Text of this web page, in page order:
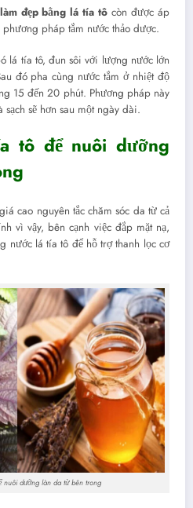
làm đẹp bằng lá tía tô còn được áp
pháp tắm nước thảo dược.
lá tía tô, đun sôi với lượng nước lớn
đó pha cùng nước tắm ở nhiệt độ
15 đến 20 phút. Phương pháp này
sẽ hơn sau một ngày dài.
tô để nuôi dưỡng
cao nguyên tắc chăm sóc da từ cả
vì vậy, bên cạnh việc đắp mặt nạ,
nước lá tía tô để hỗ trợ thanh lọc cơ
nuôi dưỡng làn da từ bên trong